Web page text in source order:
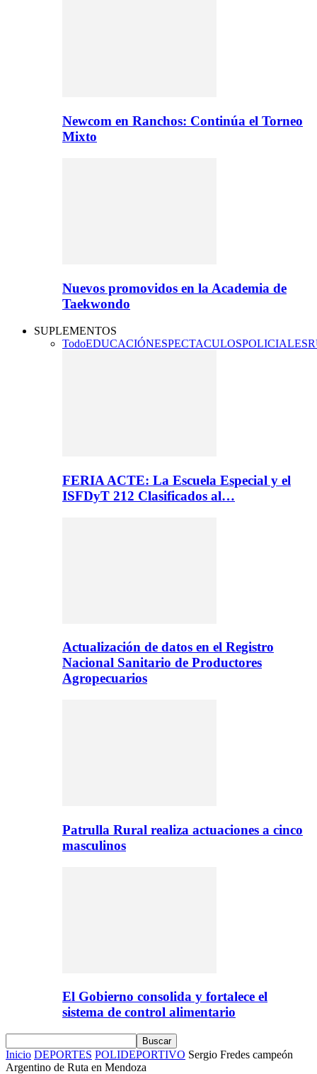
Newcom en Ranchos: Continúa el Torneo
Mixto
Nuevos promovidos en la Academia de
Taekwondo
SUPLEMENTOS
TodoEDUCACIÓNESPECTACULOSPOLICIALES
FERIA ACTE: La Escuela Especial y el
ISFDyT 212 Clasificados al…
Actualización de datos en el Registro
Nacional Sanitario de Productores
Agropecuarios
Patrulla Rural realiza actuaciones a cinco
masculinos
El Gobierno consolida y fortalece el
sistema de control alimentario
Inicio DEPORTES POLIDEPORTIVO Sergio Fredes campeón
Argentino de Ruta en Mendoza